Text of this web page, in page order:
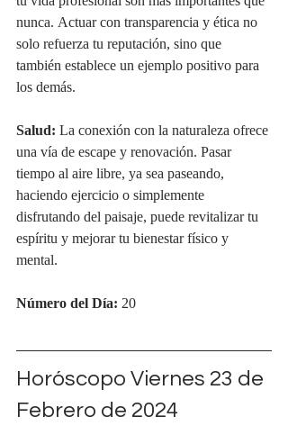
nunca. Actuar con transparencia y ética no
solo refuerza tu reputación, sino que
también establece un ejemplo positivo para
los demás.
Salud: La conexión con la naturaleza ofrece
una vía de escape y renovación. Pasar
tiempo al aire libre, ya sea paseando,
haciendo ejercicio o simplemente
disfrutando del paisaje, puede revitalizar tu
espíritu y mejorar tu bienestar físico y
mental.
Número del Día: 20
Horóscopo Viernes 23 de
Febrero de 2024